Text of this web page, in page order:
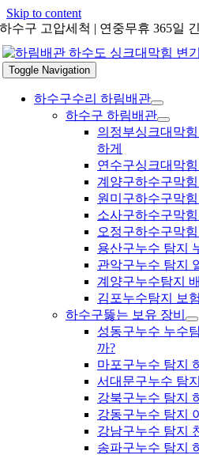
Skip to content
하수구 고압세척 | 연중무휴 365일
Toggle Navigation
하수구수리 하림배관
하수구 하림배관
의정부싱크대막
하게
연수구싱크대막
계양구하수구막
원미구하수구막
소사구하수구막
오정구하수구막
용산구누수 탐지
관악구누수 탐지
계양구누수탐지
김포누수탐지 보
하수구뚫는 보유 장비
성동구누수 누수
까?
마포구누수 탐지
서대문구누수 탐
강북구누수 탐지
강동구누수 탐지
강남구누수 탐지
송파구누수 탐지